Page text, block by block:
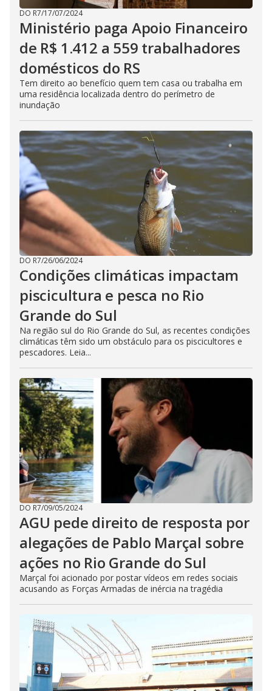
DO R7/17/07/2024
Ministério paga Apoio Financeiro
de R$ 1.412 a 559 trabalhadores
domésticos do RS
Tem direito ao benefício quem tem casa ou trabalha em
uma residência localizada dentro do perímetro de
inundação
DO R7/26/06/2024
Condições climáticas impactam
piscicultura e pesca no Rio
Grande do Sul
Na região sul do Rio Grande do Sul, as recentes condições
climáticas têm sido um obstáculo para os piscicultores e
pescadores. Leia...
DO R7/09/05/2024
AGU pede direito de resposta por
alegações de Pablo Marçal sobre
ações no Rio Grande do Sul
Marçal foi acionado por postar vídeos em redes sociais
acusando as Forças Armadas de inércia na tragédia